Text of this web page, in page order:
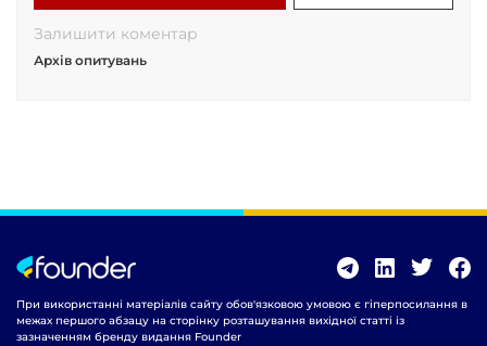
Залишити коментар
Архів опитувань
При використанні матеріалів сайту обов'язковою умовою є гіперпосилання в
межах першого абзацу на сторінку розташування вихідної статті із
зазначенням бренду видання Founder